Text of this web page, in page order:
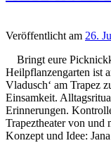
Veröffentlicht am 26.
Bringt eure
Heilpflanzengarten ist
Vladusch‘ am Trapez
Einsamkeit.
Erinnerungen.
Trapeztheater von
Konzept und Idee: